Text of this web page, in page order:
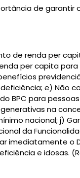
de garantir
de renda per
per capita
e) Não
BPC para
na
nacional; j)
da
imediatamente o
e idosas.